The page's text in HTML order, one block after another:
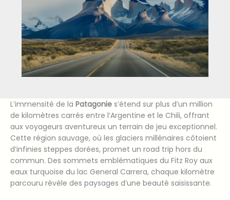
L’immensité de la Patagonie s’étend sur plus d’un million
de kilomètres carrés entre l’Argentine et le Chili, offrant
aux voyageurs aventureux un terrain de jeu exceptionnel.
Cette région sauvage, où les glaciers millénaires côtoient
d’infinies steppes dorées, promet un road trip hors du
commun. Des sommets emblématiques du Fitz Roy aux
eaux turquoise du lac General Carrera, chaque kilomètre
parcouru révèle des paysages d’une beauté saisissante.